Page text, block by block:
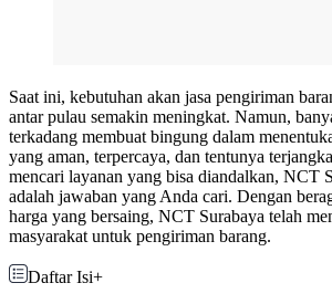
Saat ini, kebutuhan akan jasa pengiriman
antar pulau semakin meningkat. Namun,
terkadang membuat bingung dalam
yang aman, terpercaya, dan tentunya
mencari layanan yang bisa diandalkan, NCT
adalah jawaban yang Anda cari. Dengan
harga yang bersaing, NCT Surabaya telah
masyarakat untuk pengiriman barang.
Daftar Isi+